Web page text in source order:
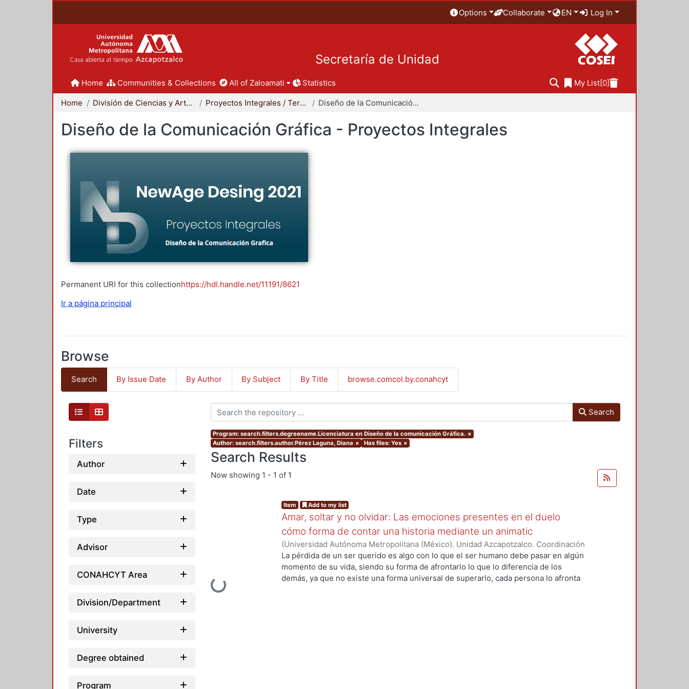
Options Collaborate EN Log In
Secretaría de Unidad
Home Communities & Collections All of Zaloamati Statistics My List[0]
Home División de Ciencias y Artes para el Diseño Proyectos Integrales / Terminales - Licenciatura Diseño de la Comunicación Gráfica - Proyectos Integrales
Diseño de la Comunicación Gráfica - Proyectos Integrales
Permanent URI for this collectionhttps://hdl.handle.net/11191/8621
Ir a página principal
Browse
Search By Issue Date By Author By Subject By Title browse.comcol.by.conahcyt
Filters
Author
Date
Type
Advisor
CONAHCYT Area
Division/Department
University
Degree obtained
Program
Search
Program: search.filters.degreename.Licenciatura en Diseño de la comunicación Gráfica. ×
Author: search.filters.author.Pérez Laguna, Diana × Has files: Yes ×
Search Results
Now showing 1 - 1 of 1
Loading...
Item Add to my list
Amar, soltar y no olvidar: Las emociones presentes en el duelo
cómo forma de contar una historia mediante un animatic
(Universidad Autónoma Metropolitana (México). Unidad Azcapotzalco. Coordinación
de Servicios de Información.,2024-01)Pérez Laguna, Diana
La pérdida de un ser querido es algo con lo que el ser humano debe pasar en algún
momento de su vida, siendo su forma de afrontarlo lo que lo diferencia de los
demás, ya que no existe una forma universal de superarlo, cada persona lo afronta